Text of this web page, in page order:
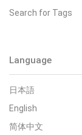
Search for Tags
Language
日本語
English
简体中文